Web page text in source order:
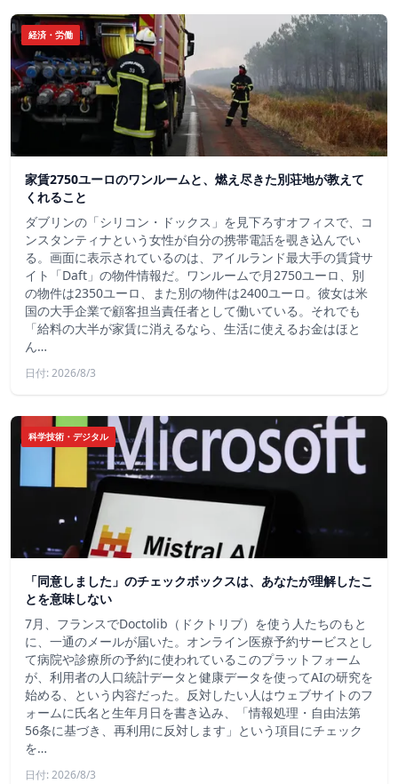
経済・労働
家賃2750ユーロのワンルームと、燃え尽きた別荘地が教えて
くれること
ダブリンの「シリコン・ドックス」を見下ろすオフィスで、コ
ンスタンティナという女性が自分の携帯電話を覗き込んでい
る。画面に表示されているのは、アイルランド最大手の賃貸サ
イト「Daft」の物件情報だ。ワンルームで月2750ユーロ、別
の物件は2350ユーロ、また別の物件は2400ユーロ。彼女は米
国の大手企業で顧客担当責任者として働いている。それでも
「給料の大半が家賃に消えるなら、生活に使えるお金はほと
ん…
日付: 2026/8/3
科学技術・デジタル
「同意しました」のチェックボックスは、あなたが理解したこ
とを意味しない
7月、フランスでDoctolib（ドクトリブ）を使う人たちのもと
に、一通のメールが届いた。オンライン医療予約サービスとし
て病院や診療所の予約に使われているこのプラットフォーム
が、利用者の人口統計データと健康データを使ってAIの研究を
始める、という内容だった。反対したい人はウェブサイトのフ
ォームに氏名と生年月日を書き込み、「情報処理・自由法第
56条に基づき、再利用に反対します」という項目にチェック
を…
日付: 2026/8/3